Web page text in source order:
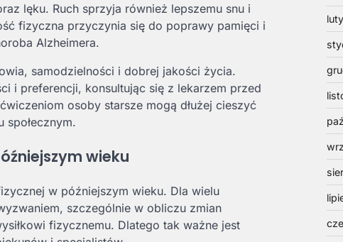
lęku. Ruch sprzyja również lepszemu snu i
fizyczna przyczynia się do poprawy pamięci i
Alzheimera.
samodzielności i dobrej jakości życia.
i preferencji, konsultując się z lekarzem przed
osoby starsze mogą dłużej cieszyć
społecznym.
wieku
w późniejszym wieku. Dla wielu
szczególnie w obliczu zmian
fizycznemu. Dlatego tak ważne jest